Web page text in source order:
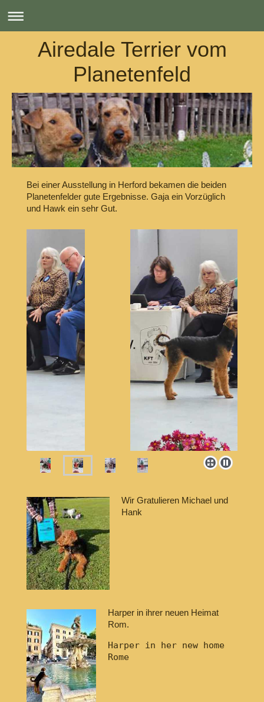
Airedale Terrier vom
Planetenfeld
Bei einer Ausstellung in Herford bekamen die beiden
Planetenfelder gute Ergebnisse. Gaja ein Vorzüglich
und Hawk ein sehr Gut.
Wir Gratulieren Michael und
Hank
Harper in ihrer neuen Heimat
Rom.
Harper in her new home